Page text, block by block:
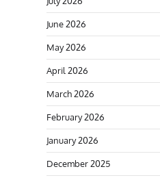
June 2026
May 2026
April 2026
March 2026
February 2026
January 2026
December 2025